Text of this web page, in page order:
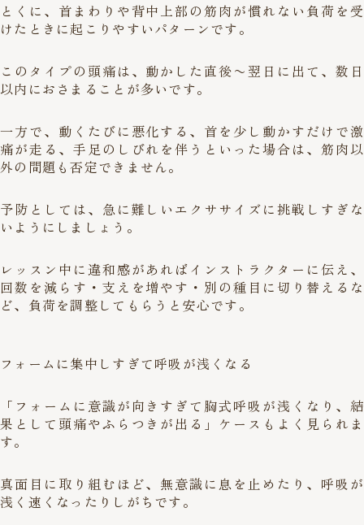
とくに、首まわりや背中上部の筋肉が慣れない負荷を受
けたときに起こりやすいパターンです。
このタイプの頭痛は、動かした直後〜翌日に出て、数日
以内におさまることが多いです。
一方で、動くたびに悪化する、首を少し動かすだけで激
痛が走る、手足のしびれを伴うといった場合は、筋肉以
外の問題も否定できません。
予防としては、急に難しいエクササイズに挑戦しすぎな
いようにしましょう。
レッスン中に違和感があればインストラクターに伝え、
回数を減らす・支えを増やす・別の種目に切り替えるな
ど、負荷を調整してもらうと安心です。
フォームに集中しすぎて呼吸が浅くなる
「フォームに意識が向きすぎて胸式呼吸が浅くなり、結
果として頭痛やふらつきが出る」ケースもよく見られま
す。
真面目に取り組むほど、無意識に息を止めたり、呼吸が
浅く速くなったりしがちです。